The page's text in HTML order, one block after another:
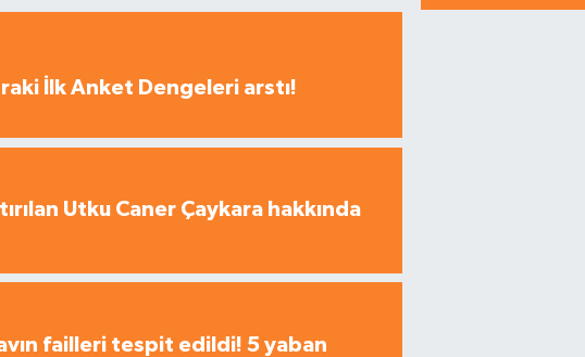
İlk Anket Dengeleri arstı!
Utku Caner Çaykara hakkında
failleri tespit edildi! 5 yaban